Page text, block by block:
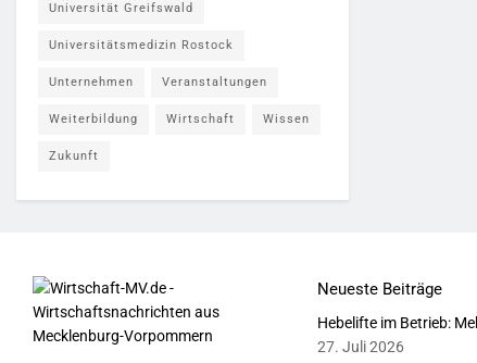
Universität Greifswald
Universitätsmedizin Rostock
Unternehmen Veranstaltungen
Weiterbildung Wirtschaft Wissen
Zukunft
Neueste Beiträge
Hebelifte im Betrieb:
27. Juli 2026